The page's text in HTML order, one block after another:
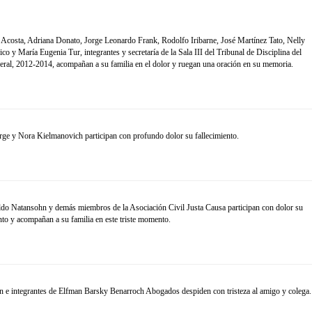
Adriana Donato, Jorge Leonardo Frank, Rodolfo Iribarne, José Martínez Tato, Nelly
y María Eugenia Tur, integrantes y secretaría de la Sala III del Tribunal de Disciplina del
2012-2014, acompañan a su familia en el dolor y ruegan una oración en su memoria.
y Nora Kielmanovich participan con profundo dolor su fallecimiento.
y demás miembros de la Asociación Civil Justa Causa participan con dolor su
y acompañan a su familia en este triste momento.
de Elfman Barsky Benarroch Abogados despiden con tristeza al amigo y colega.